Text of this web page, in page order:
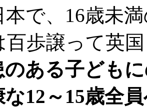
本で、16歳未
百歩譲って英
のある子ども
な12～15歳全